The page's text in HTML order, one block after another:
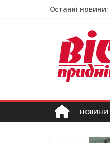
Останні новини:
НОВИНИ